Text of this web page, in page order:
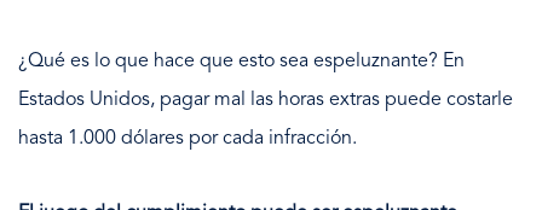
¿Qué es lo que hace que esto sea espeluznante? En
Estados Unidos, pagar mal las horas extras puede costarle
hasta 1.000 dólares por cada infracción.